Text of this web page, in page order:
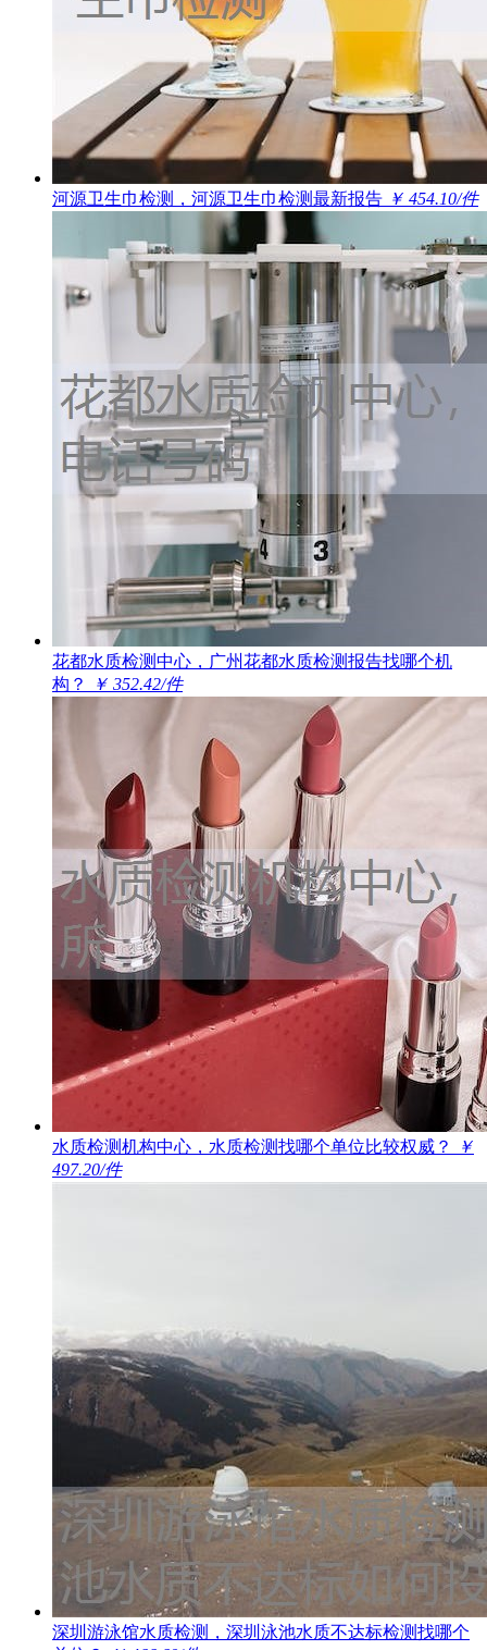
河源卫生巾检测，河源卫生巾检测最新报告 ￥ 454.10/件
花都水质检测中心，广州花都水质检测报告找哪个机
构？
￥ 352.42/件
水质检测机构中心，水质检测找哪个单位比较权威？
￥
497.20/件
深圳游泳馆水质检测，深圳泳池水质不达标检测找哪个